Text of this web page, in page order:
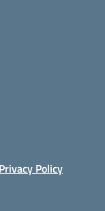
Privacy Policy